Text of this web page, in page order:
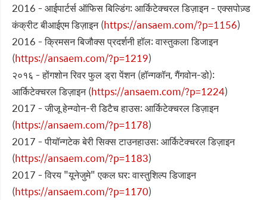
2016 - आईपार्टर्स ऑफिस बिल्डिंग: आर्किटेक्चरल डिज़ाइन - एक्सपोज़्ड
कंक्रीट बीआईएम डिज़ाइन (https://ansaem.com/?p=1156)
2016 - क्रिमसन बिजौक्स प्रदर्शनी हॉल: वास्तुकला डिजाइन
(https://ansaem.com/?p=1219)
२०१६ - होंगशोन रिवर फुल ड्रा पेंशन (हॉन्गकॉन, गैंगवोन-डो):
आर्किटेक्चरल डिज़ाइन (https://ansaem.com/?p=1224)
2017 - जीजू हेन्ग्वोन-री डिटैच हाउस: आर्किटेक्चरल डिज़ाइन
(https://ansaem.com/?p=1178)
2017 - पीयॉन्गटेक बेरी सिक्स टाउनहाउस: आर्किटेक्चरल डिज़ाइन
(https://ansaem.com/?p=1183)
2017 - विरय "यूनेजुमे" एकल घर: वास्तुशिल्प डिजाइन
(https://ansaem.com/?p=1170)